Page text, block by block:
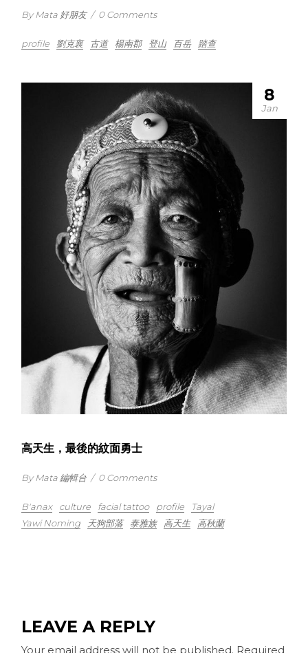
By Mata 好朋友 / 0 Comments
profile 劉克襄 古道 楊南郡 登山 百岳 踏查
8
Jan
高天生，最後的紋面勇士
By Mata 編輯台 / 0 Comments
B'anax culture facial tattoo profile
Tayal
Yawi Noming
天狗部落 泰雅族 高天生 高秋蘭
LEAVE A REPLY
Your email address will not be published. Required